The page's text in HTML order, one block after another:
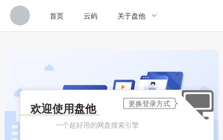
首页 云屿 关于盘他
欢迎使用盘他
一个超好用的网盘搜索引擎